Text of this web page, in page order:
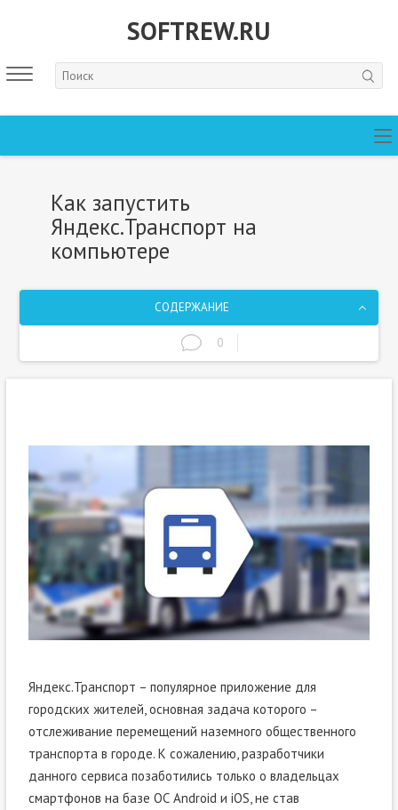
SOFTREW.RU
Как запустить
Яндекс.Транспорт на
компьютере
СОДЕРЖАНИЕ
0
Яндекс.Транспорт – популярное приложение для
городских жителей, основная задача которого –
отслеживание перемещений наземного общественного
транспорта в городе. К сожалению, разработчики
данного сервиса позаботились только о владельцах
смартфонов на базе ОС Android и iOS, не став